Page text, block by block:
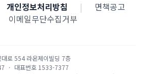
개인정보처리방침 |
면책공고
이메일무단수집거부
로 554 라온제이빌딩 7층
· 대표번호 1533-7377